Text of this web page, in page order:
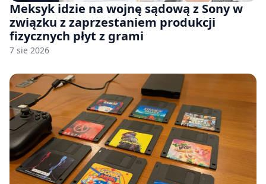
Meksyk idzie na wojnę sądową z Sony w
związku z zaprzestaniem produkcji
fizycznych płyt z grami
7 sie 2026